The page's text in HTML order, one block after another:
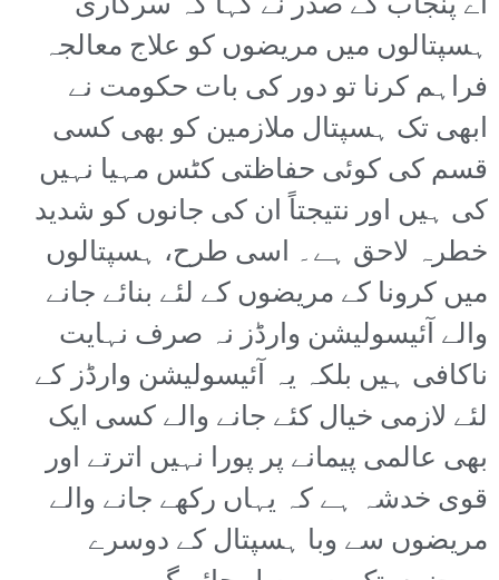
ہسپتالوں میں مریضوں کو علاج معالجہ
فراہم کرنا تو دور کی بات حکومت نے
ابھی تک ہسپتال ملازمین کو بھی کسی
قسم کی کوئی حفاظتی کٹس مہیا نہیں
کی ہیں اور نتیجتاً ان کی جانوں کو شدید
خطرہ لاحق ہے۔ اسی طرح، ہسپتالوں
میں کرونا کے مریضوں کے لئے بنائے جانے
والے آئیسولیشن وارڈز نہ صرف نہایت
ناکافی ہیں بلکہ یہ آئیسولیشن وارڈز کے
لئے لازمی خیال کئے جانے والے کسی ایک
بھی عالمی پیمانے پر پورا نہیں اترتے اور
قوی خدشہ ہے کہ یہاں رکھے جانے والے
مریضوں سے وبا ہسپتال کے دوسرے